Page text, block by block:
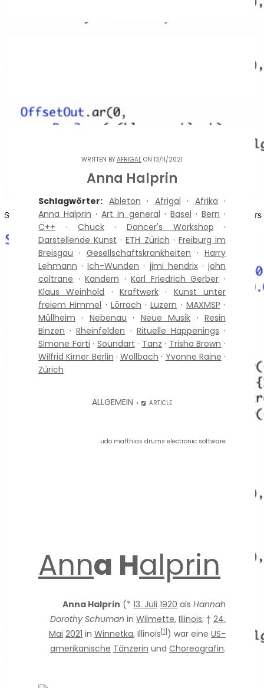
WRITTEN BY AFRIGAL ON 13/11/2021
Anna Halprin
Schlagwörter: Ableton · Afrigal · Afrika ·
Anna Halprin ·Art in general · Basel · Bern ·
C++ · Chuck · Dancer's Workshop ·
Darstellende Kunst ·ETH Zürich · Freiburg im
Breisgau · Gesellschaftskrankheiten · Harry
Lehmann ·Ich-Wunden · jimi hendrix·john
coltrane ·Kandern ·Karl Friedrich Gerber ·
Klaus Weinhold ·Kraftwerk · Kunst unter
freiem Himmel · Lörrach ·Luzern · MAXMSP ·
Müllheim · Nebenau · Neue Musik ·Resin
Binzen ·Rheinfelden · Rituelle Happenings ·
Simone Forti · Soundart · Tanz · Trisha Brown ·
Wilfrid Kirner Berlin · Wollbach · Yvonne Raine ·
Zürich
ALLGEMEIN ARTICLE
udo matthias drums electronic software
Anna Halprin
Anna Halprin (* 13. Juli 1920 als Hannah
Dorothy Schuman in Wilmette, Illinois; † 24.
Mai 2021 in Winnetka, Illinois [1] ) war eine US-
amerikanische Tänzerin und Choreografin.